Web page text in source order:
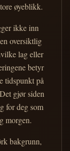
øyeblikk.
ikke inn
oversiktlig
lag eller
betyr
tidspunkt på
gjør siden
for deg som
morgen.
bakgrunn,